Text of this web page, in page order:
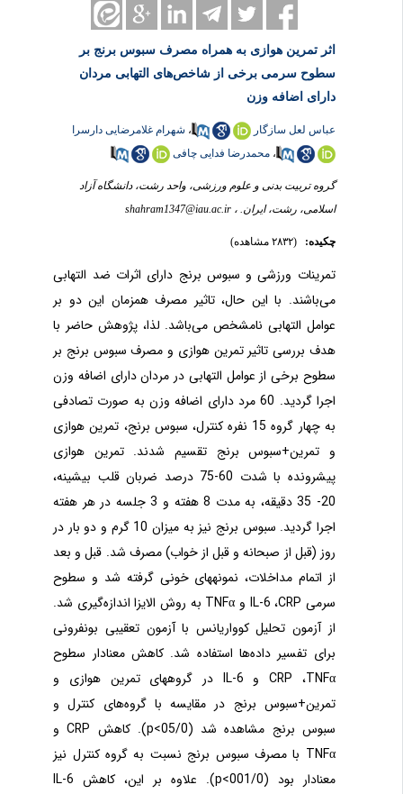
اثر تمرین هوازی به همراه مصرف سبوس برنج بر
سطوح سرمی برخی از شاخص‌های التهابی مردان
دارای اضافه وزن
عباس لعل سازگار ،شهرام غلامرضایی دارسرا
،محمدرضا فدایی چافی
گروه تربیت بدنی و علوم ورزشی، واحد رشت، دانشگاه آزاد
اسلامی، رشت، ایران. ،shahram1347@iau.ac.ir
چکیده: (۲۸۳۲ مشاهده)
تمرینات ورزشی و سبوس برنج دارای اثرات ضد التهابی
می‌باشند. با این حال، تاثیر مصرف همزمان این دو بر
عوامل التهابی نامشخص میباشد. لذا، پژوهش حاضر با
هدف بررسی تاثیر تمرین هوازی و مصرف سبوس برنج بر
سطوح برخی از عوامل التهابی در مردان دارای اضافه وزن
اجرا گردید. 60 مرد دارای اضافه وزن به صورت تصادفی
به چهار گروه 15 نفره
کنترل، سبوس برنج، تمرین هوازی
و تمرین+سبوس برنج تقسیم شدند. تمرین هوازی
پیشرونده با شدت 60-75 درصد ضربان قلب بیشینه،
20- 35 دقیقه، به مدت 8 هفته و 3 جلسه در هر هفته
اجرا گردید. سبوس برنج نیز به میزان 10 گرم و دو بار در
روز (قبل از صبحانه و قبل از خواب) مصرف شد. قبل و بعد
از اتمام مداخلات، نمونههای خونی گرفته شد و سطوح
سرمیCRP،IL-6و TNFαبه روش الایزا اندازهگیری شد.
از آزمون تحلیل کوواریانس با آزمون تعقیبی بونفرونی
برای تفسیر دادهها استفاده شد. کاهش معنادار سطوح
TNFα،CRPوIL-6در گروههای تمرین هوازی و
تمرین+سبوس برنج در مقایسه با گروههای کنترل و
سبوس برنج مشاهده شد (05/0>
p). کاهشCRPو
TNFαبا مصرف سبوس برنج نسبت به گروه کنترل نیز
معنادار بود (001/0>
p). علاوه بر این، کاهشIL-6